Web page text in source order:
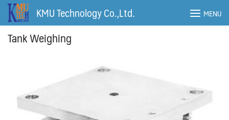
Skip
KMU Technology Co.,Ltd. MENU
Tank Weighing